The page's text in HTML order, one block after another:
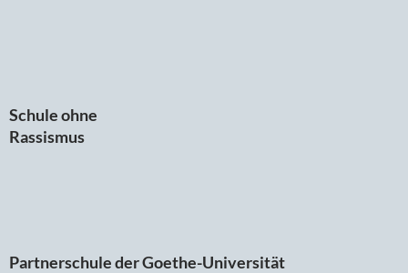
Schule ohne
Rassismus
Partnerschule der Goethe-Universität